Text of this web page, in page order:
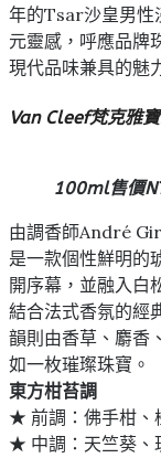
年的Tsar沙皇男性
元靈感，呼應品牌
現代品味兼具的魅
Van Cleef梵克雅
100ml售價
由調香師André
是一款個性鮮明的
開序幕，並融入白
結合法式香氛的經
韻則由香草、麝香
如一枚璀璨珠寶。
東方柑苔調
★ 前調：佛手柑、
★ 中調：天竺葵、